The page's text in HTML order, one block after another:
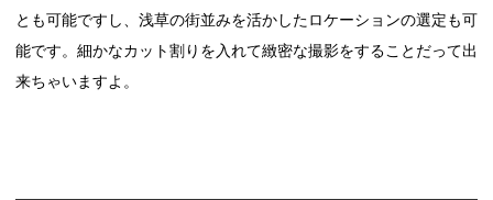
とも可能ですし、浅草の街並みを活かしたロケーションの選定も可
能です。細かなカット割りを入れて緻密な撮影をすることだって出
来ちゃいますよ。